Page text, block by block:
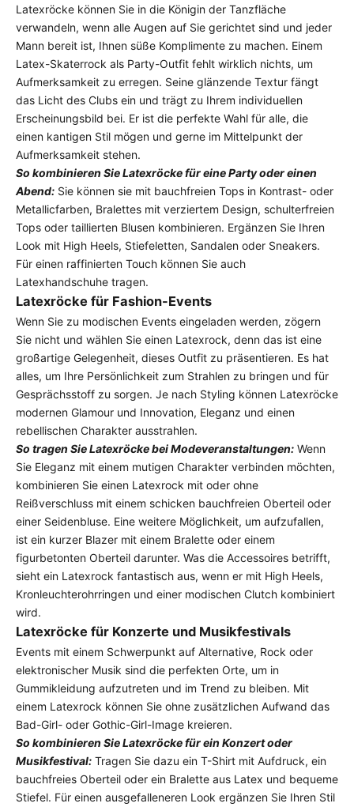
Latexröcke können Sie in die Königin der Tanzfläche
verwandeln, wenn alle Augen auf Sie gerichtet sind und jeder
Mann bereit ist, Ihnen süße Komplimente zu machen. Einem
Latex-Skaterrock als Party-Outfit fehlt wirklich nichts, um
Aufmerksamkeit zu erregen. Seine glänzende Textur fängt
das Licht des Clubs ein und trägt zu Ihrem individuellen
Erscheinungsbild bei. Er ist die perfekte Wahl für alle, die
einen kantigen Stil mögen und gerne im Mittelpunkt der
Aufmerksamkeit stehen.
So kombinieren Sie Latexröcke für eine Party oder einen
Abend: Sie können sie mit bauchfreien Tops in Kontrast- oder
Metallicfarben, Bralettes mit verziertem Design, schulterfreien
Tops oder taillierten Blusen kombinieren. Ergänzen Sie Ihren
Look mit High Heels, Stiefeletten, Sandalen oder Sneakers.
Für einen raffinierten Touch können Sie auch
Latexhandschuhe tragen.
Latexröcke für Fashion-Events
Wenn Sie zu modischen Events eingeladen werden, zögern
Sie nicht und wählen Sie einen Latexrock, denn das ist eine
großartige Gelegenheit, dieses Outfit zu präsentieren. Es hat
alles, um Ihre Persönlichkeit zum Strahlen zu bringen und für
Gesprächsstoff zu sorgen. Je nach Styling können Latexröcke
modernen Glamour und Innovation, Eleganz und einen
rebellischen Charakter ausstrahlen.
So tragen Sie Latexröcke bei Modeveranstaltungen: Wenn
Sie Eleganz mit einem mutigen Charakter verbinden möchten,
kombinieren Sie einen Latexrock mit oder ohne
Reißverschluss mit einem schicken bauchfreien Oberteil oder
einer Seidenbluse. Eine weitere Möglichkeit, um aufzufallen,
ist ein kurzer Blazer mit einem Bralette oder einem
figurbetonten Oberteil darunter. Was die Accessoires betrifft,
sieht ein Latexrock fantastisch aus, wenn er mit High Heels,
Kronleuchterohrringen und einer modischen Clutch kombiniert
wird.
Latexröcke für Konzerte und Musikfestivals
Events mit einem Schwerpunkt auf Alternative, Rock oder
elektronischer Musik sind die perfekten Orte, um in
Gummikleidung aufzutreten und im Trend zu bleiben. Mit
einem Latexrock können Sie ohne zusätzlichen Aufwand das
Bad-Girl- oder Gothic-Girl-Image kreieren.
So kombinieren Sie Latexröcke für ein Konzert oder
Musikfestival: Tragen Sie dazu ein T-Shirt mit Aufdruck, ein
bauchfreies Oberteil oder ein Bralette aus Latex und bequeme
Stiefel. Für einen ausgefalleneren Look ergänzen Sie Ihren Stil